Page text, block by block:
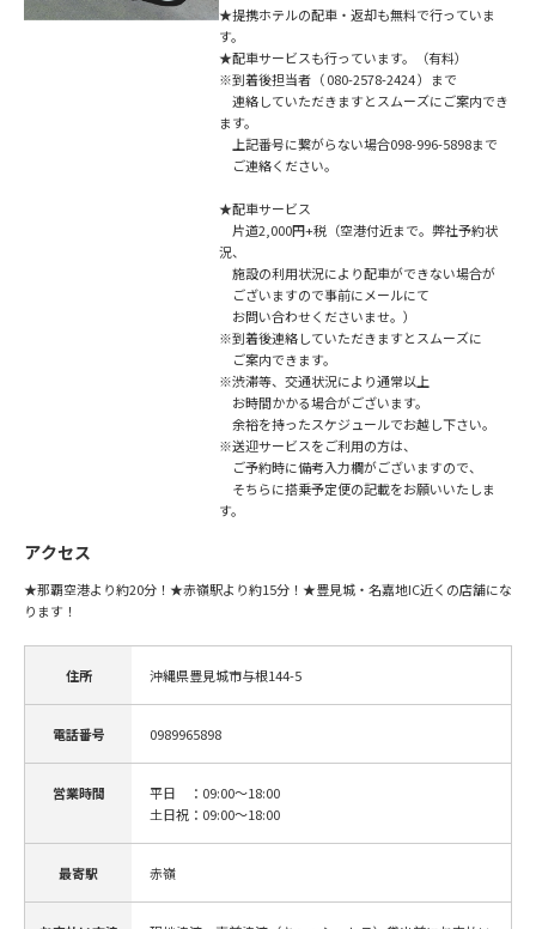
★提携ホテルの配車・返却も無料で行っていま
す。
★配車サービスも行っています。（有料）
※到着後担当者（ 080-2578-2424 ）まで
連絡していただきますとスムーズにご案内でき
ます。
上記番号に繋がらない場合098-996-5898まで
ご連絡ください。
★配車サービス
片道2,000円+税（空港付近まで。弊社予約状
況、
施設の利用状況により配車ができない場合が
ございますので事前にメールにて
お問い合わせくださいませ。）
※到着後連絡していただきますとスムーズに
ご案内できます。
※渋滞等、交通状況により通常以上
お時間かかる場合がございます。
余裕を持ったスケジュールでお越し下さい。
※送迎サービスをご利用の方は、
ご予約時に備考入力欄がございますので、
そちらに搭乗予定便の記載をお願いいたしま
す。
アクセス
★那覇空港より約20分！★赤嶺駅より約15分！★豊見城・名嘉地IC近くの店舗にな
ります！
住所 沖縄県豊見城市与根144-5
電話番号 0989965898
営業時間
平日 ：09:00～18:00
土日祝：09:00～18:00
最寄駅 赤嶺